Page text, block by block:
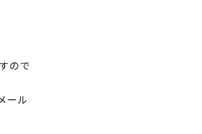
ので
ール